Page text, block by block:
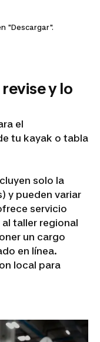
"Descargar".
y lo
el
tu kayak o tabla
solo la
y pueden variar
servicio
taller regional
un cargo
en línea.
local para